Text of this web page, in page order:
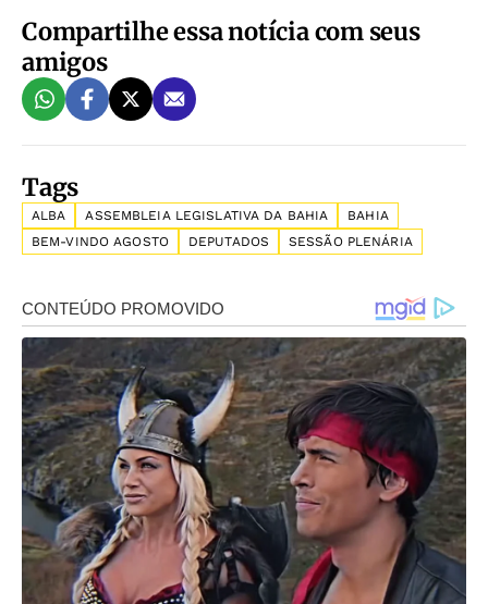
Compartilhe essa notícia com seus
amigos
Tags
ALBA ASSEMBLEIA LEGISLATIVA DA BAHIA
BAHIA
BEM-VINDO AGOSTO
DEPUTADOS SESSÃO PLENÁRIA